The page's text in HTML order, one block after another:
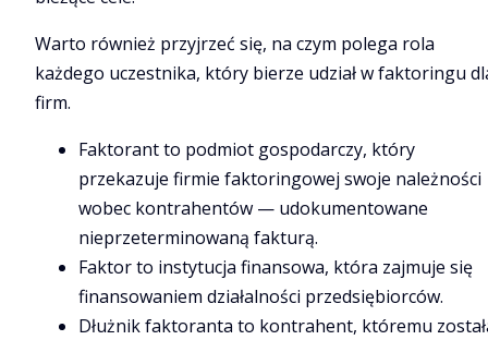
Warto również przyjrzeć się, na czym polega rola
każdego uczestnika, który bierze udział w faktoringu
firm.
Faktorant to podmiot gospodarczy, który
przekazuje firmie faktoringowej swoje należności
wobec kontrahentów — udokumentowane
nieprzeterminowaną fakturą.
Faktor to instytucja finansowa, która zajmuje się
finansowaniem działalności przedsiębiorców.
Dłużnik faktoranta to kontrahent, któremu